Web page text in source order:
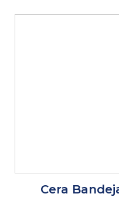
Cera